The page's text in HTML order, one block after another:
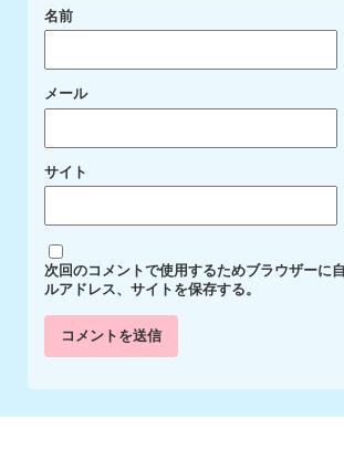
名前
メール
サイト
次回のコメントで使用するためブラウザーに
ルアドレス、サイトを保存する。